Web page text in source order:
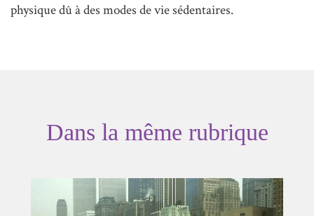
physique dû à des modes de vie sédentaires.
Dans la même rubrique